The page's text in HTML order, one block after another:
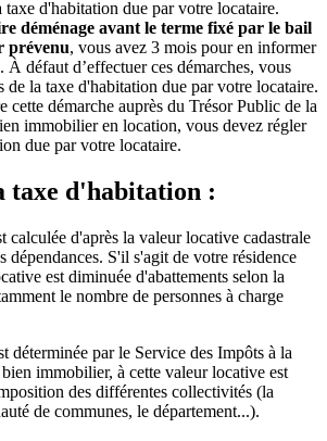
taxe d'habitation due par votre locataire.
déménage avant le terme fixé par le bail
prévenu, vous avez 3 mois pour en informer
À défaut d’effectuer ces démarches, vous
de la taxe d'habitation due par votre locataire.
cette démarche auprès du Trésor Public de la
immobilier en location, vous devez régler
due par votre locataire.
taxe d'habitation :
calculée d'après la valeur locative cadastrale
dépendances. S'il s'agit de votre résidence
est diminuée d'abattements selon la
le nombre de personnes à charge
déterminée par le Service des Impôts à la
immobilier, à cette valeur locative est
des différentes collectivités (la
de communes, le département...).